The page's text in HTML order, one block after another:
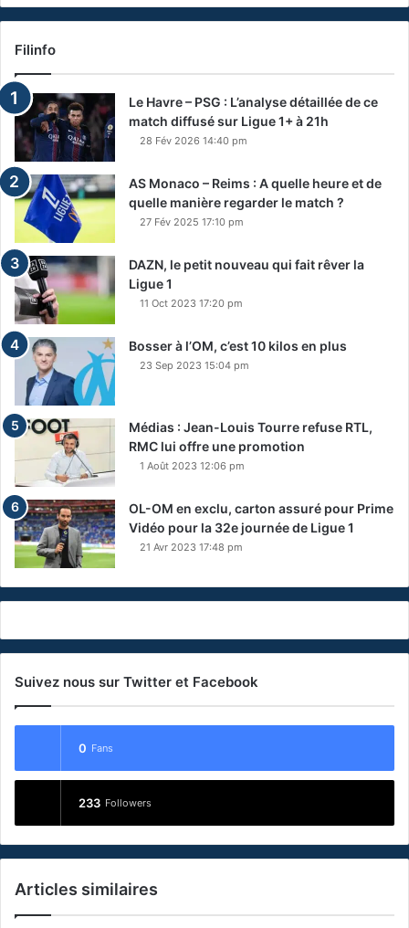
Filinfo
Le Havre – PSG : L’analyse détaillée de ce
match diffusé sur Ligue 1+ à 21h
28 Fév 2026 14:40 pm
AS Monaco – Reims : A quelle heure et de
quelle manière regarder le match ?
27 Fév 2025 17:10 pm
DAZN, le petit nouveau qui fait rêver la
Ligue 1
11 Oct 2023 17:20 pm
Bosser à l’OM, c’est 10 kilos en plus
23 Sep 2023 15:04 pm
Médias : Jean-Louis Tourre refuse RTL,
RMC lui offre une promotion
1 Août 2023 12:06 pm
OL-OM en exclu, carton assuré pour Prime
Vidéo pour la 32e journée de Ligue 1
21 Avr 2023 17:48 pm
Suivez nous sur Twitter et Facebook
0 Fans
233 Followers
Articles similaires